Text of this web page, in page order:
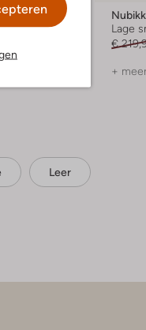
Nubikk
Lage
€
+
Leer